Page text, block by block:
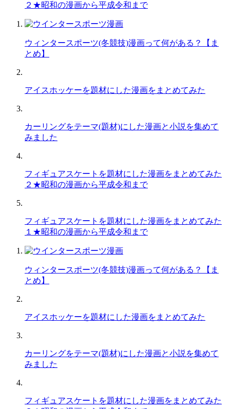
２★昭和の漫画から平成令和まで
ウィンタースポーツ(冬競技)漫画って何がある？【ま
とめ】
アイスホッケーを題材にした漫画をまとめてみた
カーリングをテーマ(題材)にした漫画と小説を集めて
みました
フィギュアスケートを題材にした漫画をまとめてみた
２★昭和の漫画から平成令和まで
フィギュアスケートを題材にした漫画をまとめてみた
１★昭和の漫画から平成令和まで
ウィンタースポーツ(冬競技)漫画って何がある？【ま
とめ】
アイスホッケーを題材にした漫画をまとめてみた
カーリングをテーマ(題材)にした漫画と小説を集めて
みました
フィギュアスケートを題材にした漫画をまとめてみた